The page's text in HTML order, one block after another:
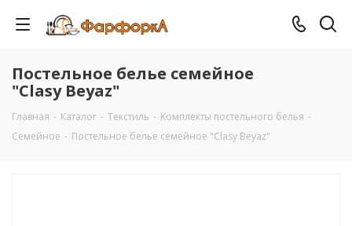
Постельное белье семейное
"Clasy Beyaz"
Главная - Каталог - Текстиль - Комплекты постельного белья -
Семейное - Постельное белье семейное "Clasy Beyaz"